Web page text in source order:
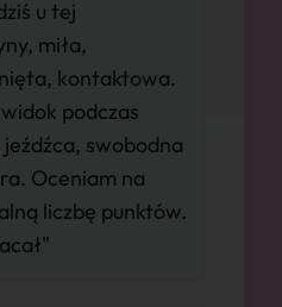
u tej
miła,
kontaktowa.
podczas
jeźdźca, swobodna
Oceniam na
liczbę punktów.